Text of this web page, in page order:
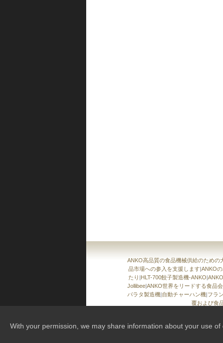
ANKO高品質の食品機械供給のための
品市場への参入を支援します|ANKO
たり |HLT-700餃子製造機-ANKO|
Jollibee|ANKO世界をリードする食品
パラタ製造機|自動チャーハン機|フラ
覆および食
With your permission, we may share information about your use